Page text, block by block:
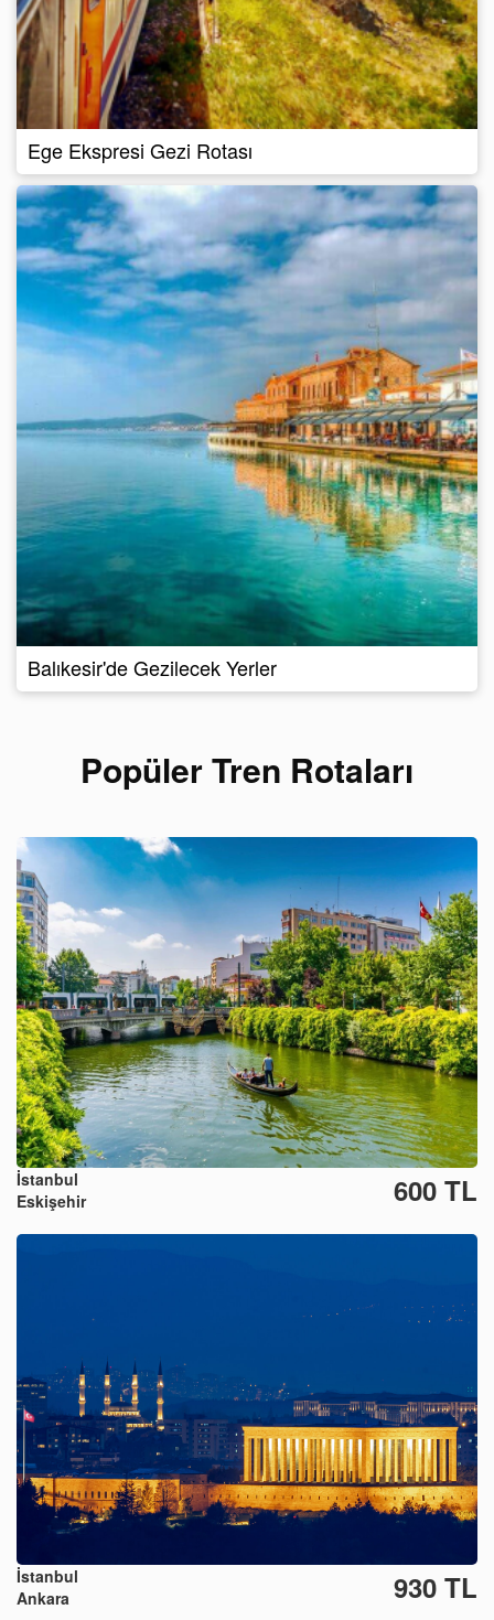
Ege Ekspresi Gezi Rotası
Balıkesir'de Gezilecek Yerler
Popüler Tren Rotaları
İstanbul
Eskişehir
600 TL
İstanbul
Ankara
930 TL